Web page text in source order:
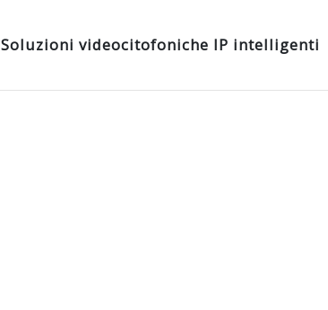
Soluzioni videocitofoniche IP intelligenti